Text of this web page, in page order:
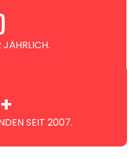
JÄHRLICH.
SEIT 2007.
+